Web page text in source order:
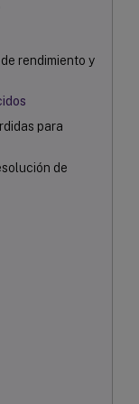
rendimiento y
para
de